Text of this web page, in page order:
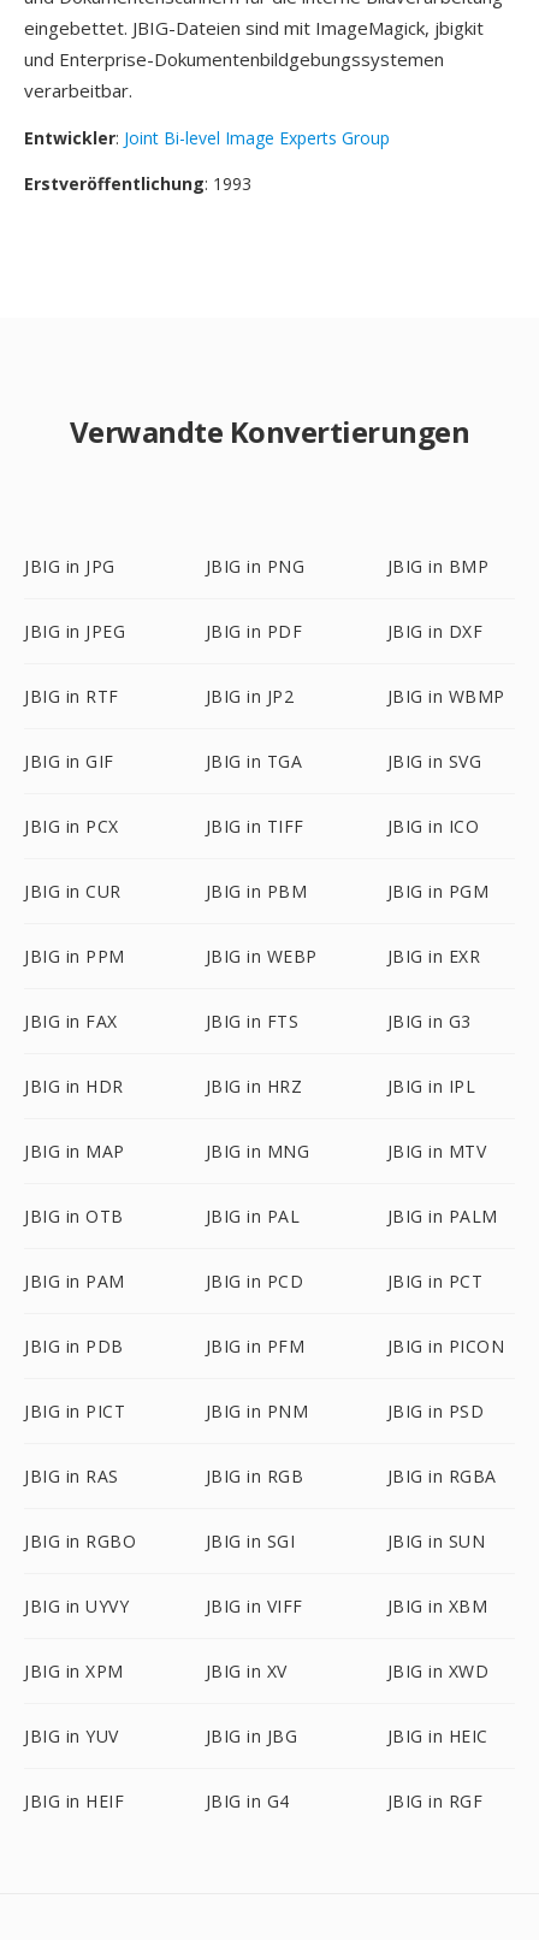
eingebettet. JBIG-Dateien sind mit ImageMagick, jbigkit
und Enterprise-Dokumentenbildgebungssystemen
verarbeitbar.
Entwickler: Joint Bi-level Image Experts Group
Erstveröffentlichung: 1993
Verwandte Konvertierungen
JBIG in JPG JBIG in PNG JBIG in BMP
JBIG in JPEG JBIG in PDF JBIG in DXF
JBIG in RTF JBIG in JP2 JBIG in WBMP
JBIG in GIF JBIG in TGA JBIG in SVG
JBIG in PCX JBIG in TIFF JBIG in ICO
JBIG in CUR JBIG in PBM JBIG in PGM
JBIG in PPM JBIG in WEBP JBIG in EXR
JBIG in FAX JBIG in FTS JBIG in G3
JBIG in HDR JBIG in HRZ JBIG in IPL
JBIG in MAP JBIG in MNG JBIG in MTV
JBIG in OTB JBIG in PAL JBIG in PALM
JBIG in PAM JBIG in PCD JBIG in PCT
JBIG in PDB JBIG in PFM JBIG in PICON
JBIG in PICT JBIG in PNM JBIG in PSD
JBIG in RAS JBIG in RGB JBIG in RGBA
JBIG in RGBO JBIG in SGI JBIG in SUN
JBIG in UYVY JBIG in VIFF JBIG in XBM
JBIG in XPM JBIG in XV JBIG in XWD
JBIG in YUV JBIG in JBG JBIG in HEIC
JBIG in HEIF JBIG in G4 JBIG in RGF